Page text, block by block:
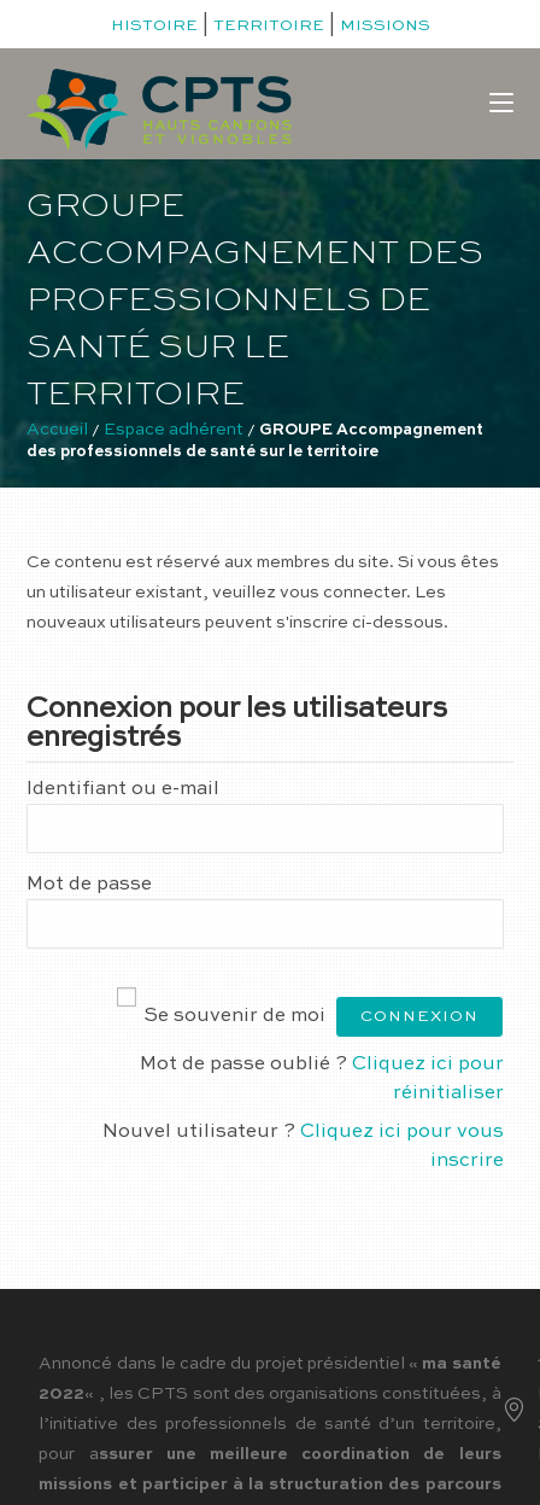
HISTOIRE TERRITOIRE MISSIONS
GROUPE
ACCOMPAGNEMENT DES
PROFESSIONNELS DE
SANTÉ SUR LE
TERRITOIRE
Accueil / Espace adhérent / GROUPE Accompagnement
des professionnels de santé sur le territoire
Ce contenu est réservé aux membres du site. Si vous êtes
un utilisateur existant, veuillez vous connecter. Les
nouveaux utilisateurs peuvent s'inscrire ci-dessous.
Connexion pour les utilisateurs
enregistrés
Identifiant ou e-mail
Mot de passe
Se souvenir de moi
Mot de passe oublié ? Cliquez ici pour
réinitialiser
Nouvel utilisateur ? Cliquez ici pour vous
inscrire
Annoncé dans le cadre du projet présidentiel « ma santé
2022« , les CPTS sont des organisations constituées, à
l’initiative des professionnels de santé d’un territoire,
pour assurer une meilleure coordination de leurs
missions et participer à la structuration des parcours